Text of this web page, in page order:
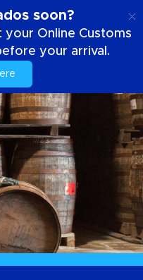
soon?
your Online Customs
your arrival.